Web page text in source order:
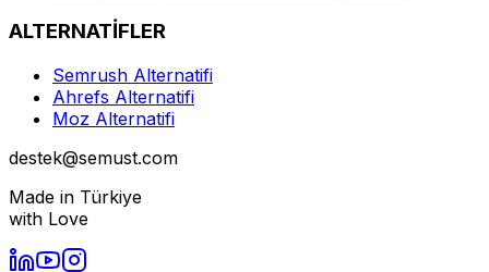
ALTERNATİFLER
Semrush Alternatifi
Ahrefs Alternatifi
Moz Alternatifi
destek@semust.com
Made in Türkiye
with Love